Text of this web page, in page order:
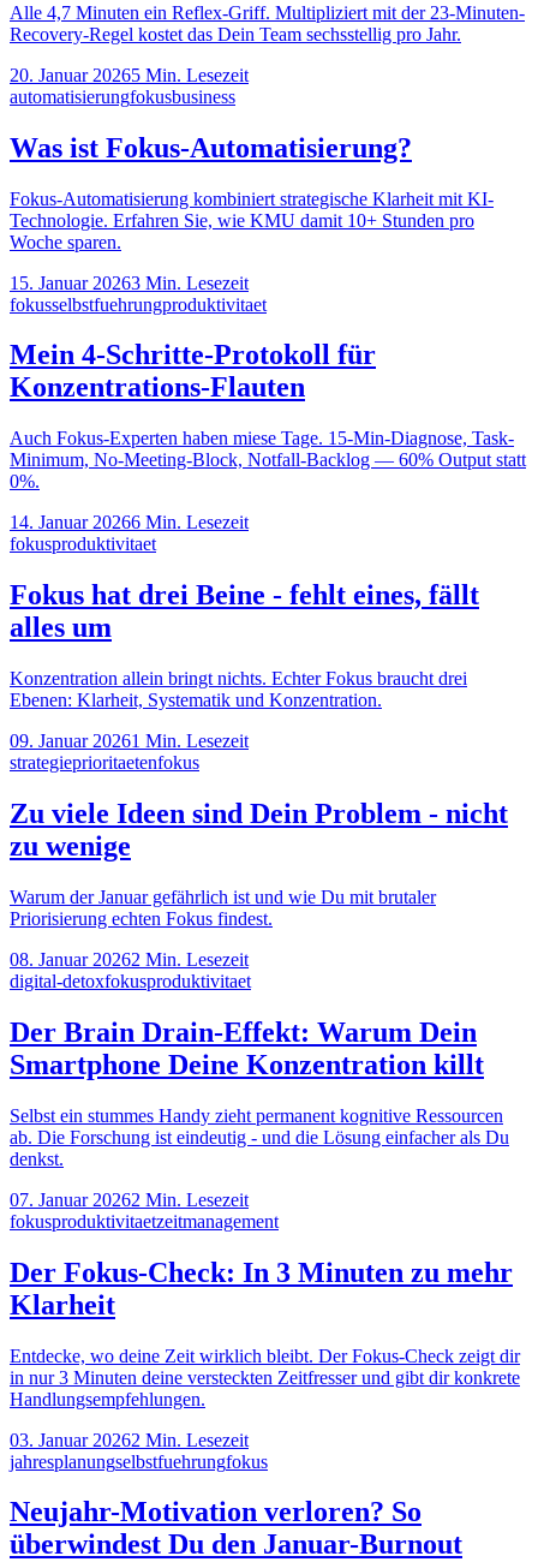
Alle 4,7 Minuten ein Reflex-Griff. Multipliziert mit der 23-Minuten-
Recovery-Regel kostet das Dein Team sechsstellig pro Jahr.
20. Januar 20265 Min. Lesezeit
automatisierungfokusbusiness
Was ist Fokus-Automatisierung?
Fokus-Automatisierung kombiniert strategische Klarheit mit KI-
Technologie. Erfahren Sie, wie KMU damit 10+ Stunden pro
Woche sparen.
15. Januar 20263 Min. Lesezeit
fokusselbstfuehrungproduktivitaet
Mein 4-Schritte-Protokoll für
Konzentrations-Flauten
Auch Fokus-Experten haben miese Tage. 15-Min-Diagnose, Task-
Minimum, No-Meeting-Block, Notfall-Backlog — 60% Output statt
0%.
14. Januar 20266 Min. Lesezeit
fokusproduktivitaet
Fokus hat drei Beine - fehlt eines, fällt
alles um
Konzentration allein bringt nichts. Echter Fokus braucht drei
Ebenen: Klarheit, Systematik und Konzentration.
09. Januar 20261 Min. Lesezeit
strategieprioritaetenfokus
Zu viele Ideen sind Dein Problem - nicht
zu wenige
Warum der Januar gefährlich ist und wie Du mit brutaler
Priorisierung echten Fokus findest.
08. Januar 20262 Min. Lesezeit
digital-detoxfokusproduktivitaet
Der Brain Drain-Effekt: Warum Dein
Smartphone Deine Konzentration killt
Selbst ein stummes Handy zieht permanent kognitive Ressourcen
ab. Die Forschung ist eindeutig - und die Lösung einfacher als Du
denkst.
07. Januar 20262 Min. Lesezeit
fokusproduktivitaetzeitmanagement
Der Fokus-Check: In 3 Minuten zu mehr
Klarheit
Entdecke, wo deine Zeit wirklich bleibt. Der Fokus-Check zeigt dir
in nur 3 Minuten deine versteckten Zeitfresser und gibt dir konkrete
Handlungsempfehlungen.
03. Januar 20262 Min. Lesezeit
jahresplanungselbstfuehrungfokus
Neujahr-Motivation verloren? So
überwindest Du den Januar-Burnout